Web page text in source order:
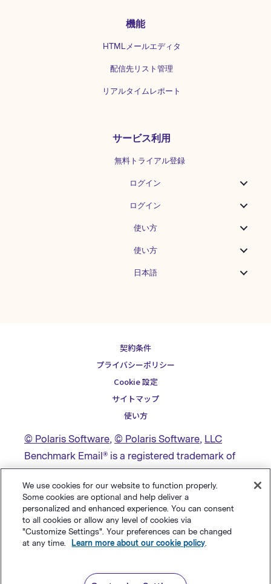
機能
HTMLメールエディタ
配信先リスト管理
リアルタイムレポート
サービス利用
無料トライアル登録
ログイン
ログイン
使い方
使い方
日本語
契約条件
プライバシーポリシー
Cookie 設定
サイトマップ
使い方
© Polaris Software, © Polaris Software, LLC
Benchmark Email® is a registered trademark of
We use cookies for our website to function properly.
Some cookies are optional and help deliver a
personalized and enhanced experience. You can consent
to all cookies or allow any level of cookies via
"Customize Settings". Your preferences can be changed
at any time.
Learn more about our cookie policy.